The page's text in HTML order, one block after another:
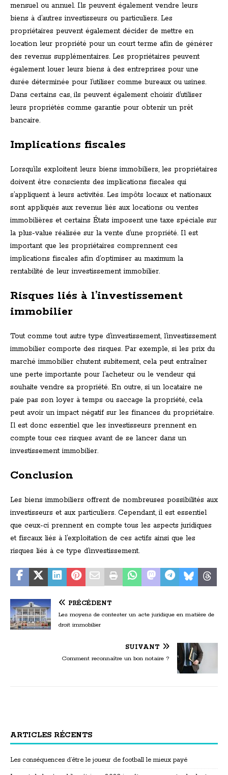
mensuel ou annuel. Ils peuvent également vendre leurs
biens à d’autres investisseurs ou particuliers. Les
propriétaires peuvent également décider de mettre en
location leur propriété pour un court terme afin de générer
des revenus supplémentaires. Les propriétaires peuvent
également louer leurs biens à des entreprises pour une
durée déterminée pour l’utiliser comme bureaux ou usines.
Dans certains cas, ils peuvent également choisir d’utiliser
leurs propriétés comme garantie pour obtenir un prêt
bancaire.
Implications fiscales
Lorsqu’ils exploitent leurs biens immobiliers, les propriétaires
doivent être conscients des implications fiscales qui
s’appliquent à leurs activités. Les impôts locaux et nationaux
sont appliqués aux revenus liés aux locations ou ventes
immobilières et certains États imposent une taxe spéciale sur
la plus-value réalisée sur la vente d’une propriété. Il est
important que les propriétaires comprennent ces
implications fiscales afin d’optimiser au maximum la
rentabilité de leur investissement immobilier.
Risques liés à l’investissement
immobilier
Tout comme tout autre type d’investissement, l’investissement
immobilier comporte des risques. Par exemple, si les prix du
marché immobilier chutent subitement, cela peut entraîner
une perte importante pour l’acheteur ou le vendeur qui
souhaite vendre sa propriété. En outre, si un locataire ne
paie pas son loyer à temps ou saccage la propriété, cela
peut avoir un impact négatif sur les finances du propriétaire.
Il est donc essentiel que les investisseurs prennent en
compte tous ces risques avant de se lancer dans un
investissement immobilier.
Conclusion
Les biens immobiliers offrent de nombreuses possibilités aux
investisseurs et aux particuliers. Cependant, il est essentiel
que ceux-ci prennent en compte tous les aspects juridiques
et fiscaux liés à l’exploitation de ces actifs ainsi que les
risques liés à ce type d’investissement.
PRÉCÉDENT
Les moyens de contester un acte juridique en matière de
droit immobilier
SUIVANT
Comment reconnaître un bon notaire ?
ARTICLES RÉCENTS
Les conséquences d’être le joueur de football le mieux payé